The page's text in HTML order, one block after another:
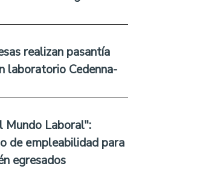
realizan pasantía
laboratorio Cedenna-
Mundo Laboral":
de empleabilidad para
egresados